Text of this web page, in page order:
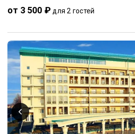
от 3 500 ₽ для 2 гостей